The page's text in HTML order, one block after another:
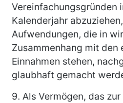
Vereinfachungsgründen
Kalenderjahr
Aufwendungen, die in
Zusammenhang mit den
Einnahmen stehen,
glaubhaft gemacht
9. Als Vermögen, das